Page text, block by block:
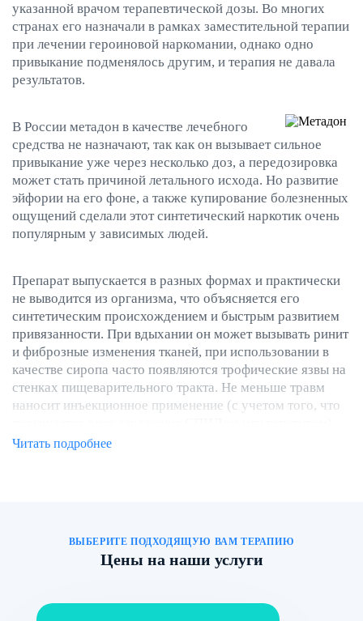
указанной врачом терапевтической дозы. Во многих
странах его назначали в рамках заместительной терапии
при лечении героиновой наркомании, однако одно
привыкание подменялось другим, и терапия не давала
результатов.
В России метадон в качестве лечебного
средства не назначают, так как он вызывает сильное
привыкание уже через несколько доз, а передозировка
может стать причиной летального исхода. Но развитие
эйфории на его фоне, а также купирование болезненных
ощущений сделали этот синтетический наркотик очень
популярным у зависимых людей.
Препарат выпускается в разных формах и практически
не выводится из организма, что объясняется его
синтетическим происхождением и быстрым развитием
привязанности. При вдыхании он может вызывать ринит
и фиброзные изменения тканей, при использовании в
качестве сиропа часто появляются трофические язвы на
стенках пищеварительного тракта. Не меньше травм
наносит инъекционное применение (с учетом того, что
позволяет на ранних стадиях купировать ломку и
предотвратить дальнейшие разрушения организма и
Читать подробнее
ВЫБЕРИТЕ ПОДХОДЯЩУЮ ВАМ ТЕРАПИЮ
Цены на наши услуги